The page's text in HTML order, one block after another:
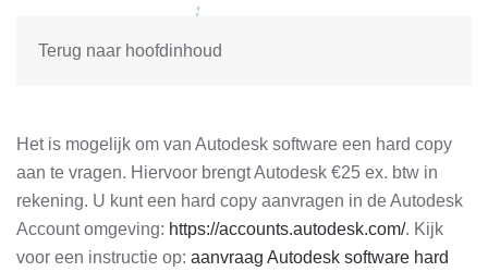
Terug naar hoofdinhoud
Het is mogelijk om van Autodesk software een hard copy
aan te vragen. Hiervoor brengt Autodesk €25 ex. btw in
rekening. U kunt een hard copy aanvragen in de Autodesk
Account omgeving: https://accounts.autodesk.com/. Kijk
voor een instructie op: aanvraag Autodesk software hard